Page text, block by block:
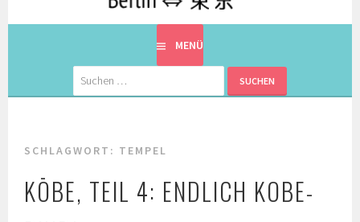
MENÜ
Suchen
nach:
SCHLAGWORT: TEMPEL
KŌBE, TEIL 4: ENDLICH KOBE-